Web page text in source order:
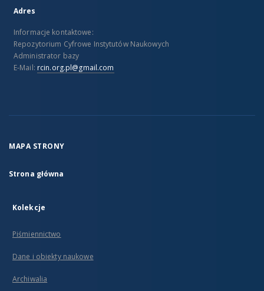
Adres
Informacje kontaktowe:
Repozytorium Cyfrowe Instytutów Naukowych
Administrator bazy
E-Mail: rcin.org.pl@gmail.com
MAPA STRONY
Strona główna
Kolekcje
Piśmiennictwo
Dane i obiekty naukowe
Archiwalia